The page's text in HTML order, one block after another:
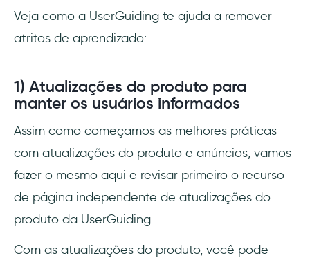
Veja como a UserGuiding te ajuda a remover
atritos de aprendizado:
1) Atualizações do produto para
manter os usuários informados
Assim como começamos as melhores práticas
com atualizações do produto e anúncios, vamos
fazer o mesmo aqui e revisar primeiro o recurso
de página independente de atualizações do
produto da UserGuiding.
Com as atualizações do produto, você pode